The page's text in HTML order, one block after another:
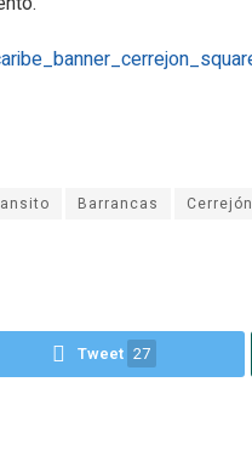
Barrancas Cerrejón
Tweet 27